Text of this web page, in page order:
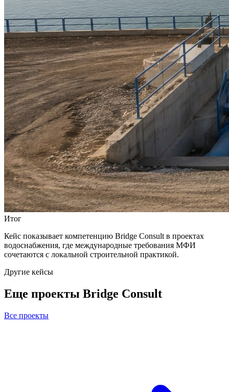
Итог
Кейс показывает компетенцию Bridge Consult в проектах
водоснабжения, где международные требования МФИ
сочетаются с локальной строительной практикой.
Другие кейсы
Еще проекты Bridge Consult
Все проекты